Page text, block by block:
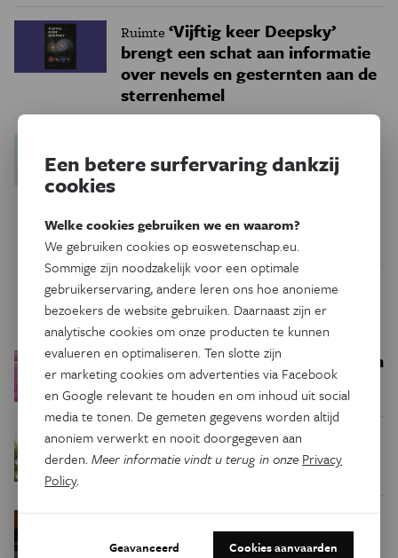
Ruimte ‘Vijftig keer Deepsky’
brengt een schat aan informatie
over nevels en gesternten aan de
sterrenhemel
vrouwenlichaam is geen
Trending
RuimteEen bakkerij op 400 miljoen
kilometer van de aarde
Podcast Natuur & Milieu
insecten in de winter?
in de hersenen moeten zoeken
Een betere surfervaring dankzij
cookies
Welke cookies gebruiken we en waarom?
We gebruiken cookies op eoswetenschap.eu.
Sommige zijn noodzakelijk voor een optimale
gebruikerservaring, andere leren ons hoe anonieme
bezoekers de website gebruiken. Daarnaast zijn er
analytische cookies om onze producten te kunnen
evalueren en optimaliseren. Ten slotte zijn
er marketing cookies om advertenties via Facebook
en Google relevant te houden en om inhoud uit social
media te tonen. De gemeten gegevens worden altijd
anoniem verwerkt en nooit doorgegeven aan
derden.Meer informatie vindt u terug in onze Privacy
Policy.
Geavanceerd Cookies aanvaarden